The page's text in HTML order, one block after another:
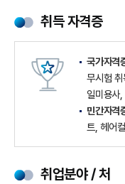
취득 자격증
국가자격
무시험
일미용사
민간자격
트, 헤어
취업분야 / 처